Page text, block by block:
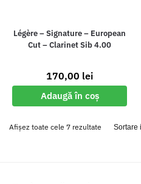
Légère – Signature – European
Cut – Clarinet Sib 4.00
170,00 lei
Adaugă în coș
Afișez toate cele 7 rezultate